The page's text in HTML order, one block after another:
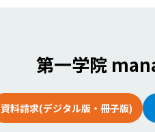
第一学院
資料請求(デジタル版・冊子版)